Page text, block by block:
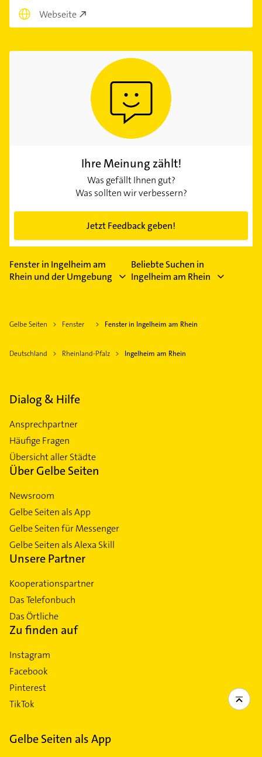
Webseite
Ihre Meinung zählt!
Was gefällt Ihnen gut?
Was sollten wir verbessern?
Jetzt Feedback geben!
Fenster in Ingelheim am
Rhein und der Umgebung
Beliebte Suchen in
Ingelheim am Rhein
Gelbe Seiten Fenster Fenster in Ingelheim am Rhein
Deutschland Rheinland-Pfalz Ingelheim am Rhein
Dialog & Hilfe
Ansprechpartner
Häufige Fragen
Übersicht aller Städte
Über Gelbe Seiten
Newsroom
Gelbe Seiten als App
Gelbe Seiten für Messenger
Gelbe Seiten als Alexa Skill
Unsere Partner
Kooperationspartner
Das Telefonbuch
Das Örtliche
Zu finden auf
Instagram
Facebook
Pinterest
TikTok
Gelbe Seiten als App